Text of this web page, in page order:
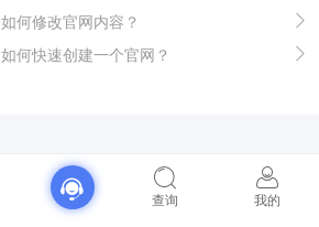
如何修改官网内容？
如何快速创建一个官网？
查询 我的